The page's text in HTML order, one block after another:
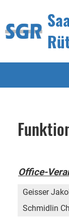
Office-
Geisser
Schmidlin